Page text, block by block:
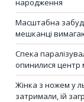
Масштабна
мешканці
Спека
опинилися центр
Жінка з ножем у
затримали, їй